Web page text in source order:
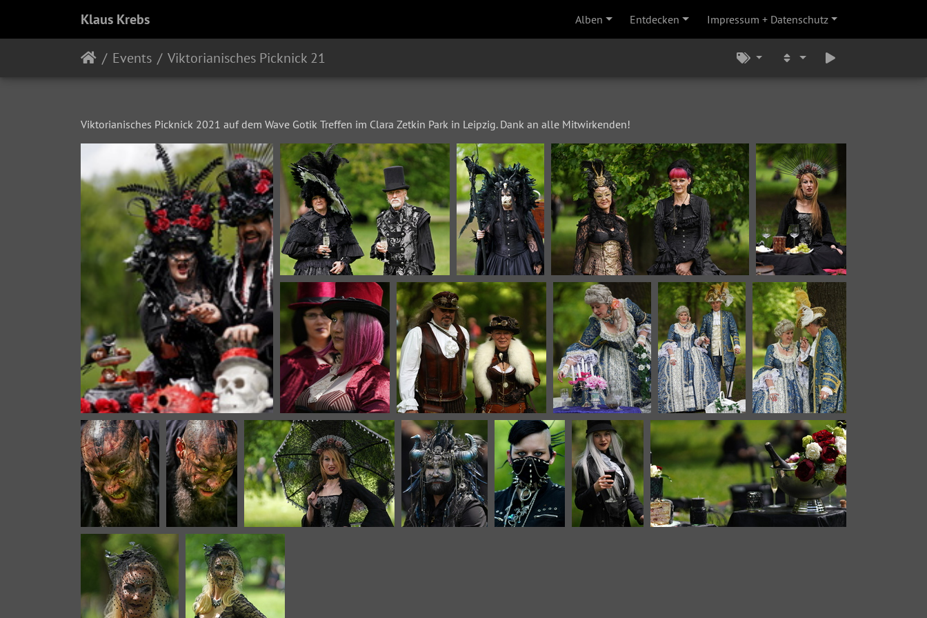
Klaus Krebs Alben Entdecken Impressum + Datenschutz
Events Viktorianisches Picknick 21
Viktorianisches Picknick 2021 auf dem Wave Gotik Treffen im Clara Zetkin Park in Leipzig. Dank an alle Mitwirkenden!
VIP 7266c
3273 Aufrufe
VIP 7270c
3272 Aufrufe
VIP 7276c
3185 Aufrufe
VIP 7285c
3140 Aufrufe
VIP 7289c
3139 Aufrufe
VIP 7296c
3161 Aufrufe
VIP 7302c
3171 Aufrufe
VIP 7305c
3154 Aufrufe
VIP 7313c
3111 Aufrufe
VIP 7316c
3063 Aufrufe
VIP 7331c
3081 Aufrufe
VIP 7334c
3089 Aufrufe